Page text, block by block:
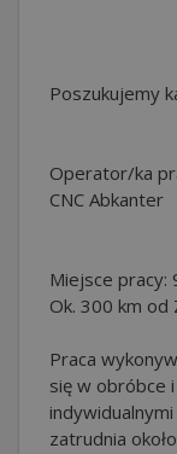
Poszukujemy
Operator/ka
CNC Abkanter
Miejsce pracy:
Ok. 300 km od
Praca
się w obróbce
zatrudnia